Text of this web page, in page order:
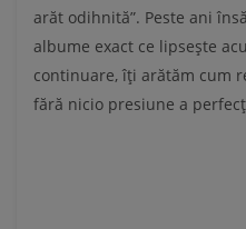
arăt odihnită”. Peste ani
albume exact ce lipsește
continuare, îți arătăm cum
fără nicio presiune a